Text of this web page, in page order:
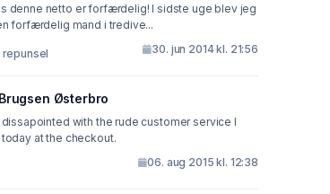
denne netto er forfærdelig! I sidste uge blev jeg
forfærdelig mand i tredive...
30. jun 2014 kl. 21:56
Østerbro
dissapointed with the rude customer service I
at the checkout.
06. aug 2015 kl. 12:38